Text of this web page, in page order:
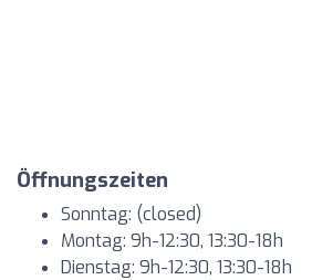
Öffnungszeiten
Sonntag: (closed)
Montag: 9h-12:30, 13:30-18h
Dienstag: 9h-12:30, 13:30-18h